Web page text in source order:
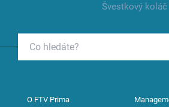
Švestkový koláč
O FTV Prima